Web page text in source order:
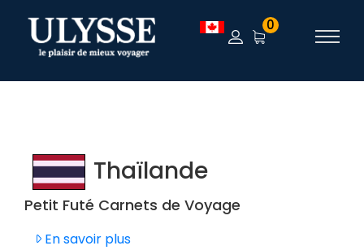
TEST 0
Thaïlande
Petit Futé Carnets de Voyage
En savoir plus